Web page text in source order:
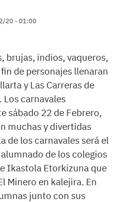
20 - 01:00
brujas, indios, vaqueros,
de personajes llenaran
y Las Carreras de
carnavales
sábado 22 de Febrero,
muchas y divertidas
de los carnavales será el
de los colegios
Ikastola Etorkizuna que
Minero en kalejira. En
junto con sus